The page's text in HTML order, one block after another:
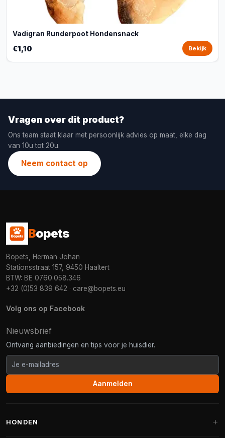
Vadigran Runderpoot Hondensnack
€1,10 Bekijk
Vragen over dit product?
Ons team staat klaar met persoonlijk advies op maat, elke dag
van 10u tot 20u.
Neem contact op
Bopets
Bopets, Herman Johan
Stationsstraat 157, 9450 Haaltert
BTW: BE 0760.058.346
+32 (0)53 839 642 · care@bopets.eu
Volg ons op Facebook
Nieuwsbrief
Ontvang aanbiedingen en tips voor je huisdier.
Aanmelden
HONDEN